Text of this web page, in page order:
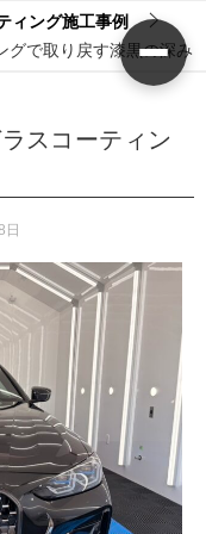
ィング施工事例
グで取り戻す漆黒の深み
スコーティン
日